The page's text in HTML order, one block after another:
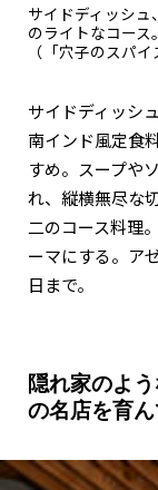
サイドディッシ
のライトなコー
（「穴子のスパ
サイドディッシ
南インド風定食
すめ。スープや
れ、縦横無尽な
二のコース料理
ーマにする。ア
日まで。
隠れ家のよ
の名店を育